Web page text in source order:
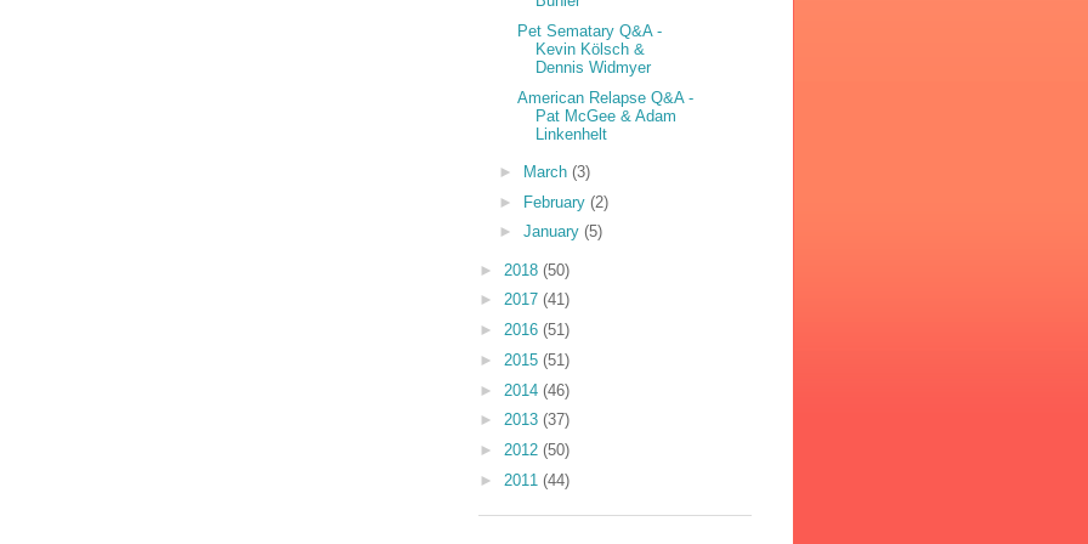
Pet Sematary Q&A -
Kevin Kölsch &
Dennis Widmyer
American Relapse Q&A -
Pat McGee & Adam
Linkenhelt
► March (3)
► February (2)
► January (5)
► 2018 (50)
► 2017 (41)
► 2016 (51)
► 2015 (51)
► 2014 (46)
► 2013 (37)
► 2012 (50)
► 2011 (44)